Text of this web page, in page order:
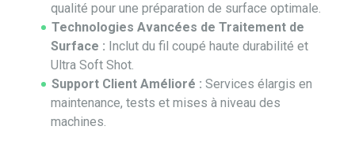
qualité pour une préparation de surface optimale.
Technologies Avancées de Traitement de
Surface : Inclut du fil coupé haute durabilité et
Ultra Soft Shot.
Support Client Amélioré : Services élargis en
maintenance, tests et mises à niveau des
machines.